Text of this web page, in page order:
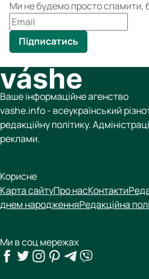
Ми не будемо просто спамити,
Підписатись
Ваше інформаційне агенство
vashe.info - всеукраїнський
редакційну політику.
реклами.
Корисне
Карта сайтуПро насКонтакти
днем народженняРедакційна
Ми в соц мережах